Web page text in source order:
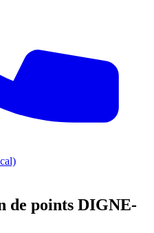
de points DIGNE-